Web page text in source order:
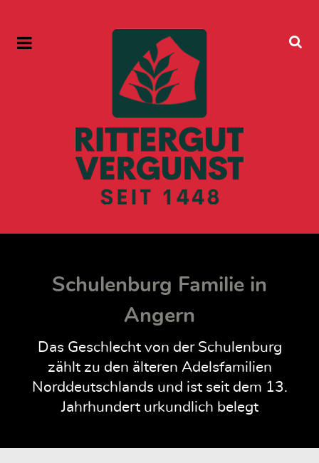
Schulenburg Familie in
Angern
Das Geschlecht von der Schulenburg
zählt zu den älteren Adelsfamilien
Norddeutschlands und ist seit dem 13.
Jahrhundert urkundlich belegt